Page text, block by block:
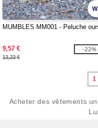
MUMBLES MM001 - Peluche
9,57 €
12,22 €
-22%
1
Acheter des vêtements